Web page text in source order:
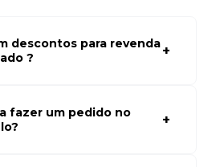
descontos para revenda
?
com os melhores preços
fazer um pedido no